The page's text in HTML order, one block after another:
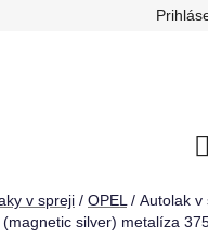
Reklamačný
v spreji / OPEL / Autolak v
(magnetic silver) metalíza